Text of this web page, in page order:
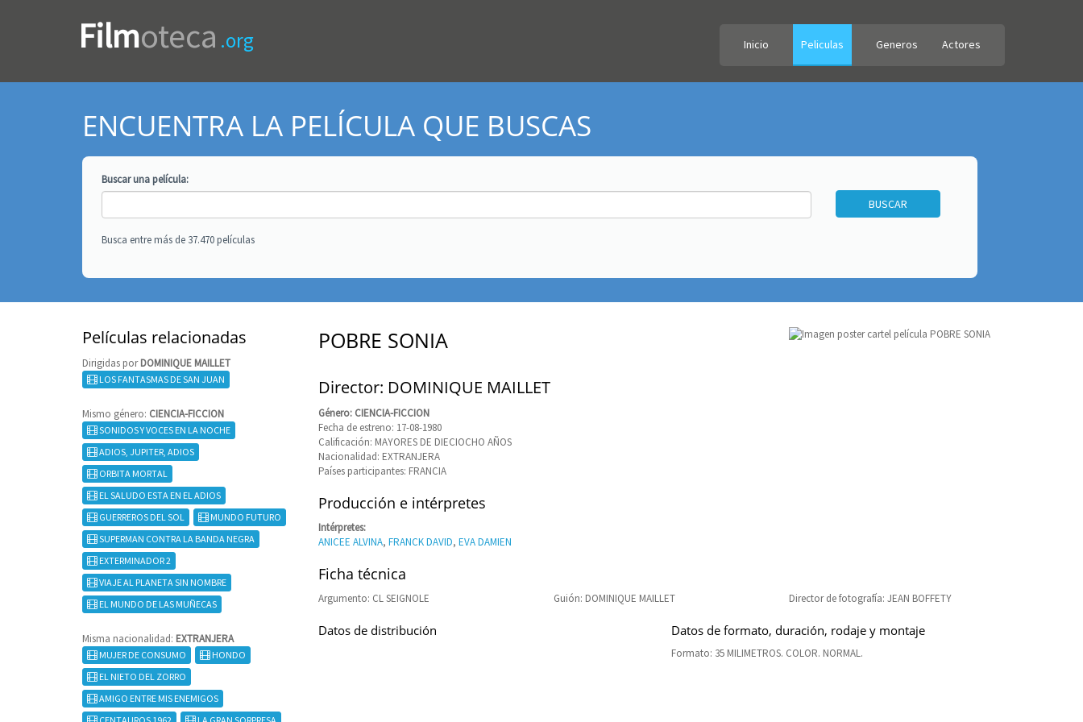
Filmoteca .org Inicio Peliculas Generos Actores
ENCUENTRA LA PELÍCULA QUE BUSCAS
Buscar unapelícula:
Busca entre más de 37.470 películas
Películas relacionadas
Dirigidas porDOMINIQUE MAILLET
LOS FANTASMAS DE SAN JUAN
Mismo género: CIENCIA-FICCION
SONIDOS Y VOCES EN LA NOCHE
ADIOS, JUPITER, ADIOS
ORBITA MORTAL
EL SALUDO ESTA EN EL ADIOS
GUERREROS DEL SOL
MUNDO FUTURO
SUPERMAN CONTRA LA BANDA NEGRA
EXTERMINADOR 2
VIAJE AL PLANETA SIN NOMBRE
EL MUNDO DE LAS MUÑECAS
Misma nacionalidad: EXTRANJERA
MUJER DE CONSUMO
HONDO
EL NIETO DEL ZORRO
AMIGO ENTRE MIS ENEMIGOS
POBRE SONIA
Director: DOMINIQUE MAILLET
Género: CIENCIA-FICCION
Fecha de estreno: 17-08-1980
Calificación: MAYORES DE DIECIOCHO AÑOS
Nacionalidad: EXTRANJERA
Países participantes: FRANCIA
Producción e intérpretes
Intérpretes:
ANICEE ALVINA, FRANCK DAVID, EVA DAMIEN
Ficha técnica
Argumento: CL SEIGNOLE Guión: DOMINIQUE MAILLET Director de fotografía: JEAN BOFFETY
Datos de distribución Datos de formato, duración, rodaje y montaje
Formato: 35 MILIMETROS. COLOR. NORMAL.